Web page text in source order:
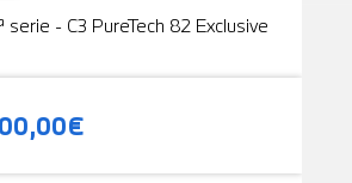
serie - C3 PureTech 82 Exclusive